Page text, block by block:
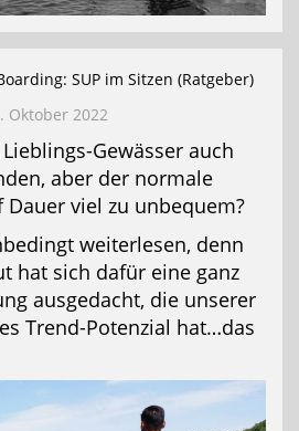
SUP im Sitzen (Ratgeber)
Oktober 2022
Gewässer auch
aber der normale
Dauer viel zu unbequem?
weiterlesen, denn
hat sich dafür eine ganz
ausgedacht, die unserer
Trend-Potenzial hat…das
Angebote ansehen